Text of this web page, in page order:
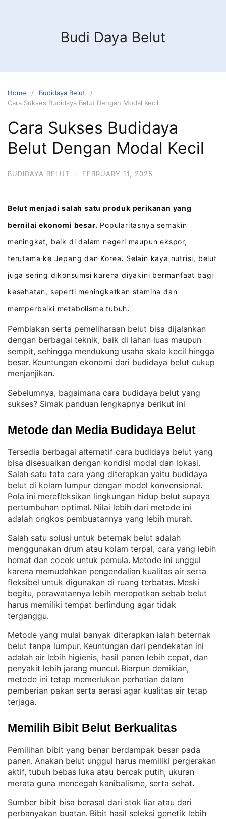
Budi Daya Belut
Home
Budidaya Belut
Cara Sukses Budidaya Belut Dengan Modal Kecil
Cara Sukses Budidaya
Belut Dengan Modal Kecil
BUDIDAYA BELUT · FEBRUARY 11, 2025
Belut menjadi salah satu produk perikanan yang
bernilai ekonomi besar. Popularitasnya semakin
meningkat, baik di dalam negeri maupun ekspor,
terutama ke Jepang dan Korea. Selain kaya nutrisi, belut
juga sering dikonsumsi karena diyakini bermanfaat bagi
kesehatan, seperti meningkatkan stamina dan
memperbaiki metabolisme tubuh.
Pembiakan serta pemeliharaan belut bisa dijalankan
dengan berbagai teknik, baik di lahan luas maupun
sempit, sehingga mendukung usaha skala kecil hingga
besar. Keuntungan ekonomi dari budidaya belut cukup
menjanjikan.
Sebelumnya, bagaimana cara budidaya belut yang
sukses? Simak panduan lengkapnya berikut ini
Metode dan Media Budidaya Belut
Tersedia berbagai alternatif cara budidaya belut yang
bisa disesuaikan dengan kondisi modal dan lokasi
Salah satu tata cara yang diterapkan yaitu budidaya
belut di kolam lumpur dengan model konvensional
Pola ini merefleksikan lingkungan hidup belut supaya
pertumbuhan optimal. Nilai lebih dari metode ini
adalah ongkos pembuatannya yang lebih murah.
Salah satu solusi untuk beternak belut adalah
menggunakan drum atau kolam terpal, cara yang lebih
hemat dan cocok untuk pemula. Metode ini unggul
karena memudahkan pengendalian kualitas air serta
fleksibel untuk digunakan di ruang terbatas. Meski
begitu, perawatannya lebih merepotkan sebab belut
harus memiliki tempat berlindung agar tidak
terganggu.
Metode yang mulai banyak diterapkan ialah beternak
belut tanpa lumpur. Keuntungan dari pendekatan ini
adalah air lebih higienis, hasil panen lebih cepat, dan
penyakit lebih jarang muncul. Biarpun demikian,
metode ini tetap memerlukan perhatian dalam
pemberian pakan serta aerasi agar kualitas air tetap
terjaga.
Memilih Bibit Belut Berkualitas
Pemilihan bibit yang benar berdampak besar pada
panen. Anakan belut unggul harus memiliki pergerakan
aktif, tubuh bebas luka atau bercak putih, ukuran
merata guna mencegah kanibalisme, serta sehat.
Sumber bibit bisa berasal dari stok liar atau dari
perbanyakan buatan. Bibit hasil seleksi genetik lebih